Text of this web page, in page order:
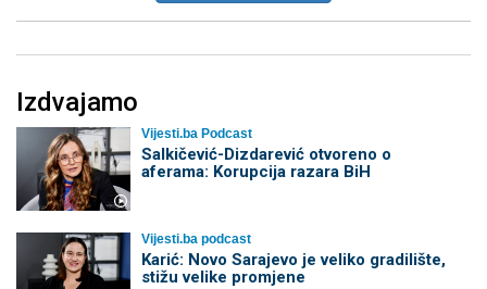
Izdvajamo
Vijesti.ba Podcast
Salkičević-Dizdarević otvoreno o
aferama: Korupcija razara BiH
Vijesti.ba podcast
Karić: Novo Sarajevo je veliko gradilište,
stižu velike promjene